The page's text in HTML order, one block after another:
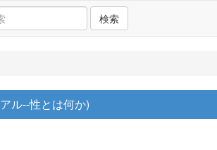
検索
ル--性とは何か)